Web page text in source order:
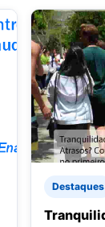
Destaques